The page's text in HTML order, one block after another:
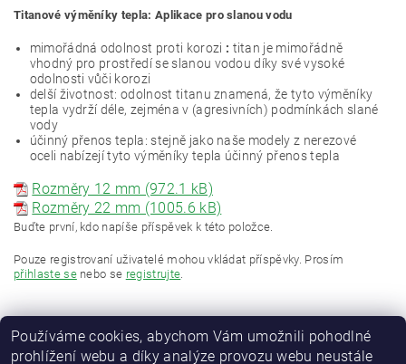
Titanové výměníky tepla: Aplikace pro slanou vodu
mimořádná odolnost proti korozi : titan je mimořádně
vhodný pro prostředí se slanou vodou díky své vysoké
odolnosti vůči korozi
delší životnost: odolnost titanu znamená, že tyto výměníky
tepla vydrží déle, zejména v (agresivních) podmínkách slané
vody
účinný přenos tepla: stejně jako naše modely z nerezové
oceli nabízejí tyto výměníky tepla účinný přenos tepla
Rozměry 12 mm (972.1 kB)
Rozměry 22 mm (1005.6 kB)
Buďte první, kdo napíše příspěvek k této položce.
Pouze registrovaní uživatelé mohou vkládat příspěvky. Prosím
přihlaste senebo se registrujte
Používáme cookies, abychom Vám umožnili pohodlné
prohlížení webu a díky analýze provozu webu neustále